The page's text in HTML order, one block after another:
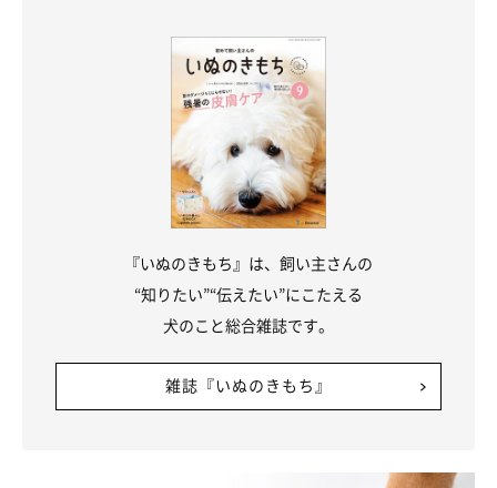
『いぬのきもち』は、飼い主さんの
“知りたい”“伝えたい”にこたえる
犬のこと総合雑誌です。
雑誌『いぬのきもち』